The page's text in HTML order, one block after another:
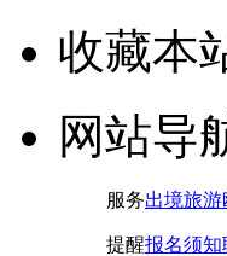
收藏本
网站导
服务出境旅游
提醒报名须知